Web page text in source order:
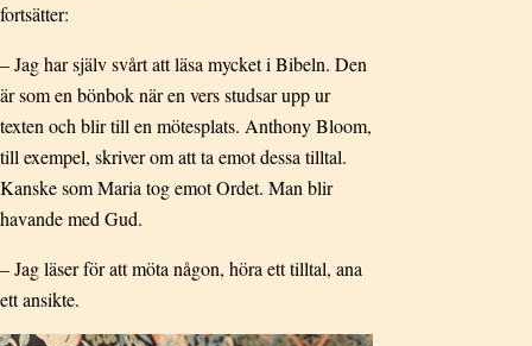
fortsätter:
– Jag har själv svårt att läsa mycket i Bibeln. Den
är som en bönbok när en vers studsar upp ur
texten och blir till en mötesplats. Anthony Bloom,
till exempel, skriver om att ta emot dessa tilltal.
Kanske som Maria tog emot Ordet. Man blir
havande med Gud.
– Jag läser för att möta någon, höra ett tilltal, ana
ett ansikte.